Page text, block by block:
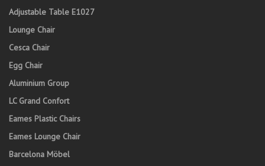
Adjustable Table E1027
Lounge Chair
Cesca Chair
Egg Chair
Aluminium Group
LC Grand Confort
Eames Plastic Chairs
Eames Lounge Chair
Barcelona Möbel